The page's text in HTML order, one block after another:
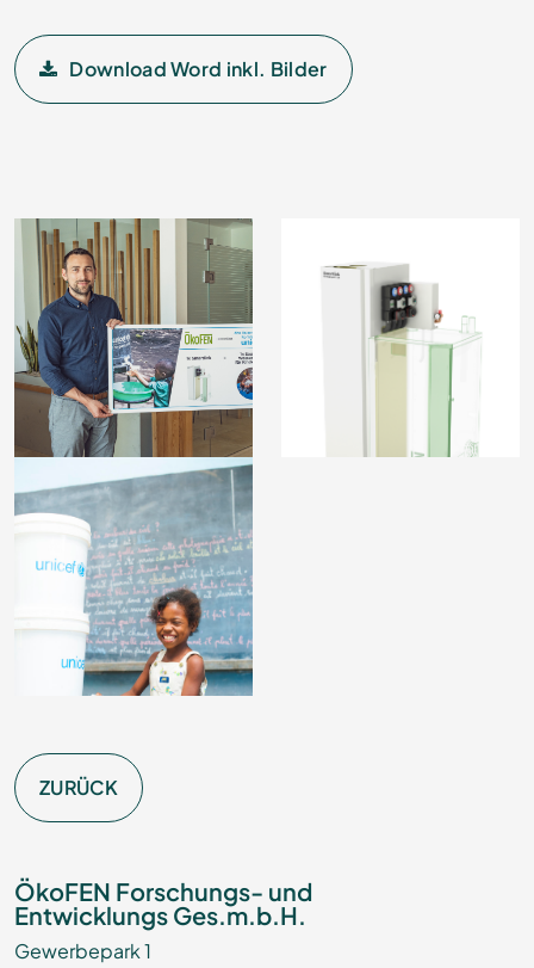
Download Word inkl. Bilder
ZURÜCK
ÖkoFEN Forschungs- und
Entwicklungs Ges.m.b.H.
Gewerbepark 1